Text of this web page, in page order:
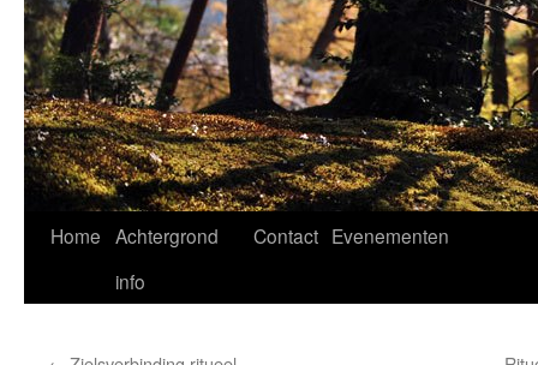
Home Achtergrond
info
Contact Evenementen